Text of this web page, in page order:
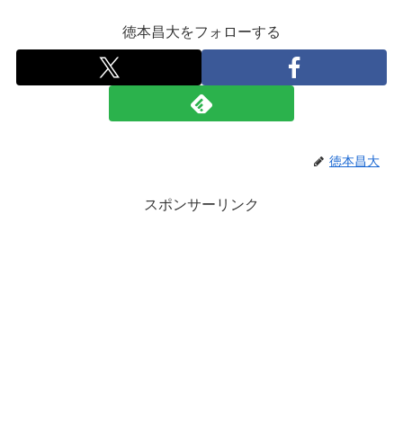
徳本昌大をフォローする
徳本昌大
スポンサーリンク